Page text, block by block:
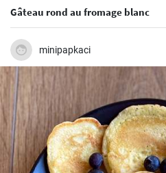
Gâteau rond au fromage blanc
minipapkaci